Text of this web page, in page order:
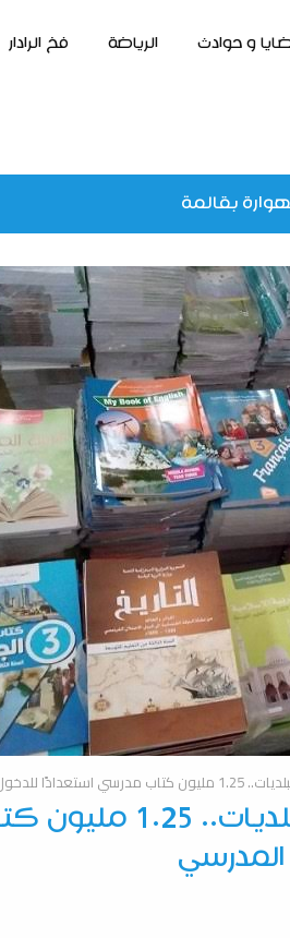
و حوادث الرياضة فخ الرادار
بقالمة
تحديد 4 نقاط بيع عبر البلديات..